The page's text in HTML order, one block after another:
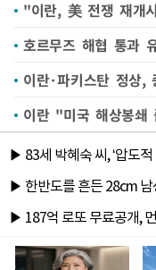
"이란, 美 전쟁 재개
이란 "미국 해상봉